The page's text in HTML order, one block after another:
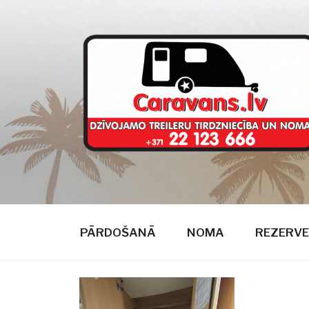
CARAVANS
dzīvojamie treileri
PĀRDOŠANĀ NOMA